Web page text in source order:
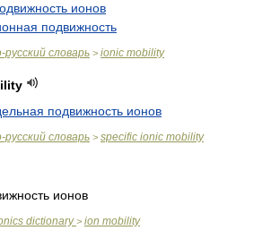
ионов
подвижность
словарь > ionic mobility
подвижность ионов
словарь > specific ionic mobility
ионов
dictionary> ion mobility